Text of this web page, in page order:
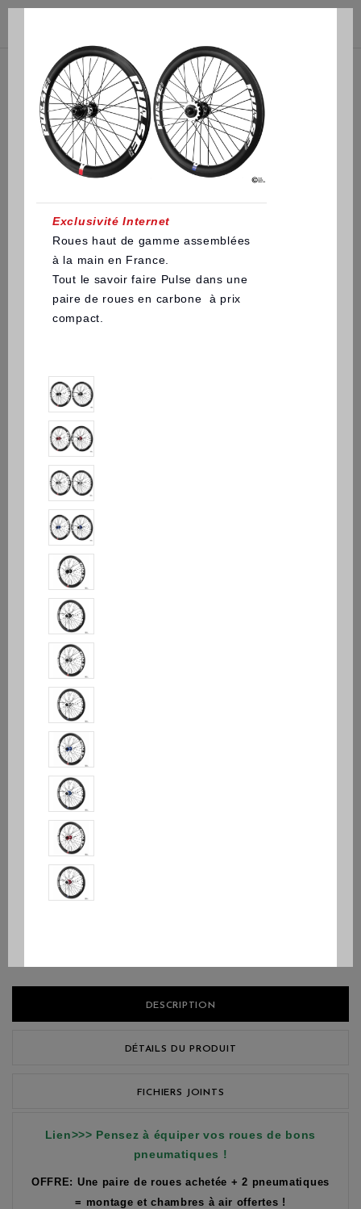
879,90 €
Exclusivité Internet
Roues haut de gamme assemblées à la main en France.
Tout le savoir faire Pulse dans une paire de roues en carbone
à prix compact.
Diamètre de
Couleur
Type de frein
Frein à disque uniquement
Diamètre de
l'axe avant
Quantité
AJOUTER AU PANIER
DESCRIPTION
DÉTAILS DU PRODUIT
FICHIERS JOINTS
Lien>>> Pensez à équiper vos roues de bons
pneumatiques !
OFFRE: Une paire de roues achetée + 2 pneumatiques
= montage et chambres à air offertes !
Exclusivité Internet
Roues haut de gamme assemblées
à la main en France.
Tout le savoir faire Pulse dans une
paire de roues en carbone à prix
compact.